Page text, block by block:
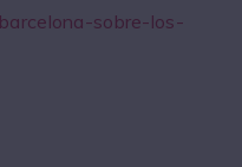
sobre-los-